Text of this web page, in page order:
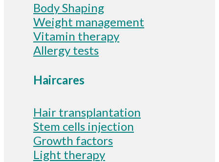
Body Shaping
Weight management
Vitamin therapy
Allergy tests
Haircares
Hair transplantation
Stem cells injection
Growth factors
Light therapy